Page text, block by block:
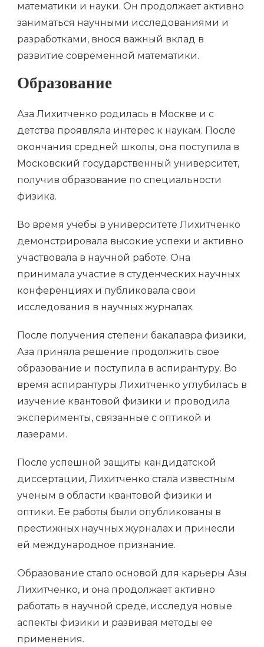
математики и науки. Он продолжает активно
заниматься научными исследованиями и
разработками, внося важный вклад в
развитие современной математики.
Образование
Аза Лихитченко родилась в Москве и с
детства проявляла интерес к наукам. После
окончания средней школы, она поступила в
Московский государственный университет,
получив образование по специальности
физика.
Во время учебы в университете Лихитченко
демонстрировала высокие успехи и активно
участвовала в научной работе. Она
принимала участие в студенческих научных
конференциях и публиковала свои
исследования в научных журналах.
После получения степени бакалавра физики,
Аза приняла решение продолжить свое
образование и поступила в аспирантуру. Во
время аспирантуры Лихитченко углубилась в
изучение квантовой физики и проводила
эксперименты, связанные с оптикой и
лазерами.
После успешной защиты кандидатской
диссертации, Лихитченко стала известным
ученым в области квантовой физики и
оптики. Ее работы были опубликованы в
престижных научных журналах и принесли
ей международное признание.
Образование стало основой для карьеры Азы
Лихитченко, и она продолжает активно
работать в научной среде, исследуя новые
аспекты физики и развивая методы ее
применения.